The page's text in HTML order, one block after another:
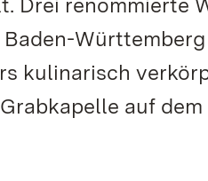
kulinarisch
auf